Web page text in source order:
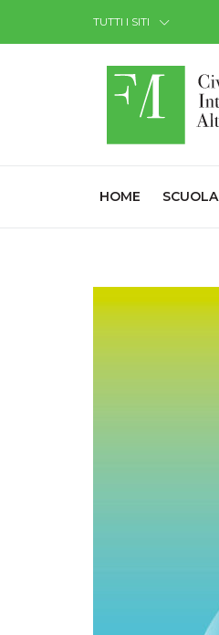
TUTTI I SITI
HOME (CURRENT)
SCUOLA